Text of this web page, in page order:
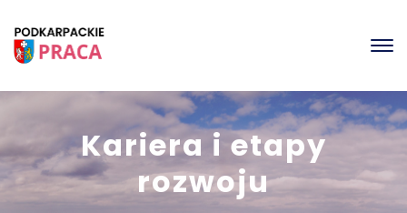
Kariera i etapy
rozwoju